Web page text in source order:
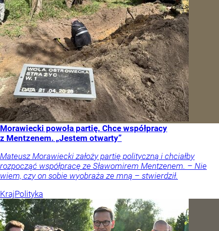
Morawiecki powoła partię. Chce współpracy
z Mentzenem. „Jestem otwarty”
Mateusz Morawiecki założy partię polityczną i chciałby
rozpocząć współpracę ze Sławomirem Mentzenem. – Nie
wiem, czy on sobie wyobraża ze mną – stwierdził.
KrajPolityka